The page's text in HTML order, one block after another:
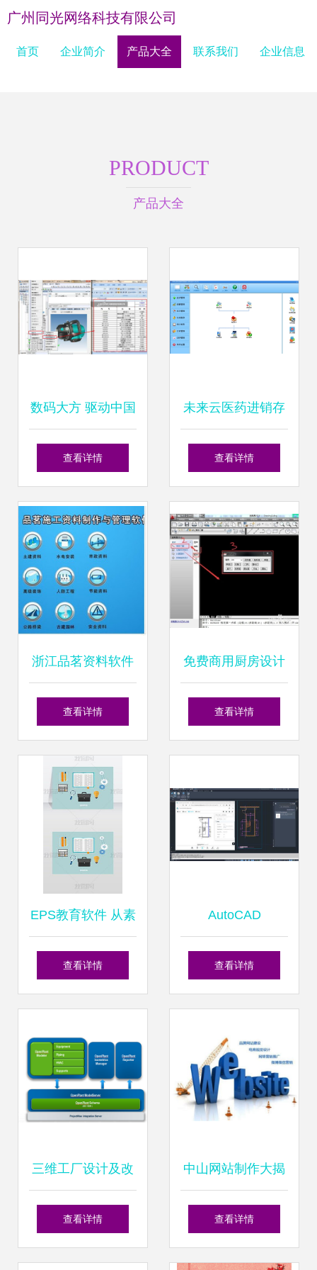
广州同光网络科技有限公司
首页 企业简介 产品大全 联系我们 企业信息
PRODUCT
产品大全
数码大方 驱动中国
工业数字化转型的
查看详情
未来云医药进销存
软件电脑版v1.0 开
篇章
查看详情
浙江品茗资料软件
2013 引领数字动
能助手
查看详情
免费商用厨房设计
软件的核心功能与
字化融合
查看详情
EPS教育软件 从素
材到模板，赋能数
查看详情
AutoCAD
Architecture 2022
漫制作的专业桥梁
查看详情
三维工厂设计及改
造升级 主流软件与
查看详情
中山网站制作大揭
秘 从理念到实现的
查看详情